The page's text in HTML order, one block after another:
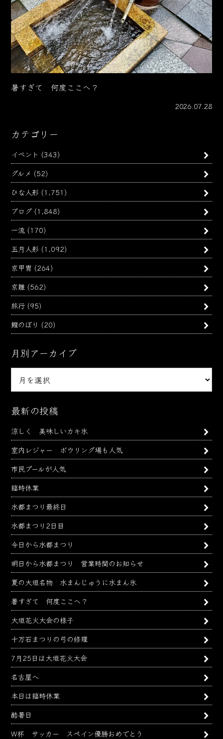
暑すぎて 何度ここへ？
2026.07.28
カテゴリー
イベント (343)
グルメ (52)
ひな人形 (1,751)
ブログ (1,848)
一流 (170)
五月人形 (1,092)
京甲冑 (264)
京雛 (562)
旅行 (95)
鯉のぼり (20)
月別アーカイブ
ー
イ
ブ
最新の投稿
涼しく 美味しいカキ氷
室内レジャー ボウリング場も人気
市民プールが人気
臨時休業
水都まつり最終日
水都まつり2日目
今日から水都まつり
明日から水都まつり 営業時間のお知らせ
夏の大垣名物 水まんじゅうに水まん氷
暑すぎて 何度ここへ？
大垣花火大会の様子
十万石まつりの弓の修理
7月25日は大垣花火大会
名古屋へ
本日は臨時休業
酷暑日
W杯 サッカー スペイン優勝おめでとう